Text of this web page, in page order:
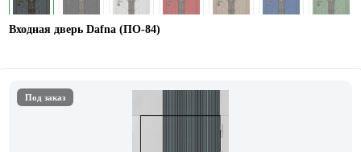
Входная дверь Dafna (ПО-84)
Под заказ